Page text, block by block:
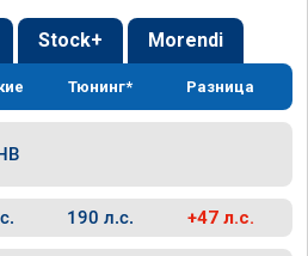
Stock+ Morendi
Тюнинг* Разница
190 л.с. +47 л.с.